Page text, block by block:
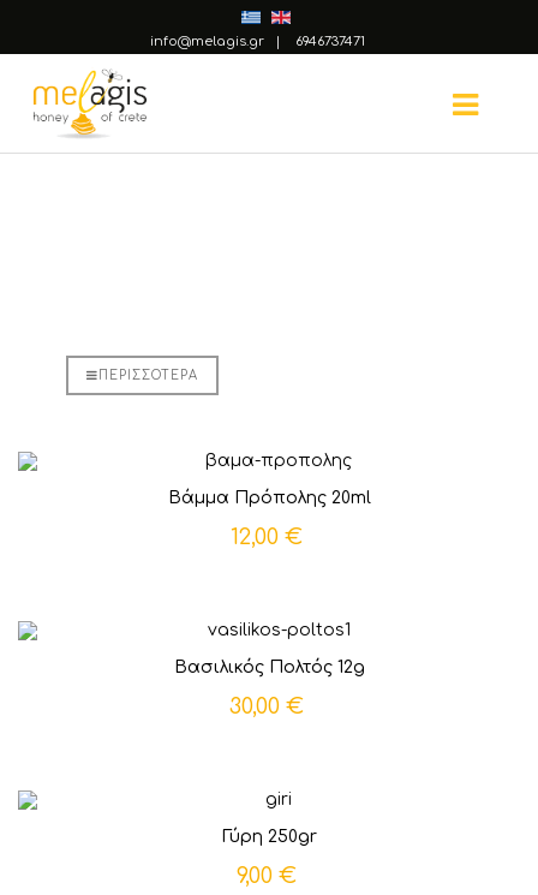
info@melagis.gr| 6946737471
ΠΕΡΙΣΣΌΤΕΡΑ
Βάμμα Πρόπολης 20ml
12,00 €
Βασιλικός Πολτός 12g
30,00 €
Γύρη 250gr
9,00 €